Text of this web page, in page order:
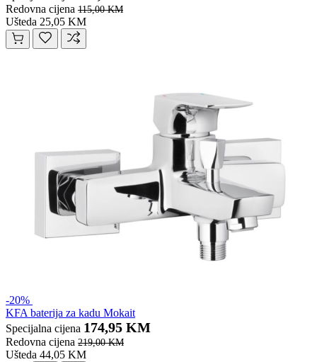
Redovna cijena 115,00 KM
Ušteda 25,05 KM
-20%
KFA baterija za kadu Mokait
Specijalna cijena 174,95 KM
Redovna cijena 219,00 KM
Ušteda 44,05 KM